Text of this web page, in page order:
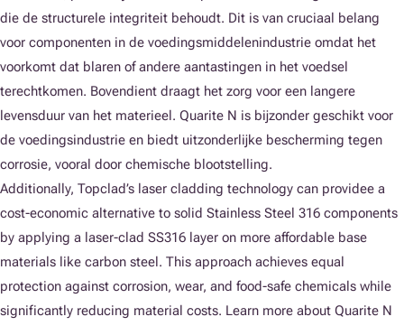
die de structurele integriteit behoudt. Dit is van cruciaal belang
voor componenten in de voedingsmiddelenindustrie omdat het
voorkomt dat blaren of andere aantastingen in het voedsel
terechtkomen. Bovendient draagt het zorg voor een langere
levensduur van het materieel. Quarite N is bijzonder geschikt voor
de voedingsindustrie en biedt uitzonderlijke bescherming tegen
corrosie, vooral door chemische blootstelling.
Additionally, Topclad’s laser cladding technology can providee a
cost-economic alternative to solid Stainless Steel 316 components
by applying a laser-clad SS316 layer on more affordable base
materials like carbon steel. This approach achieves equal
protection against corrosion, wear, and food-safe chemicals while
significantly reducing material costs. Learn more about Quarite N